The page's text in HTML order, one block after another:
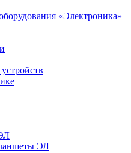
«Электроника»
ЭЛ